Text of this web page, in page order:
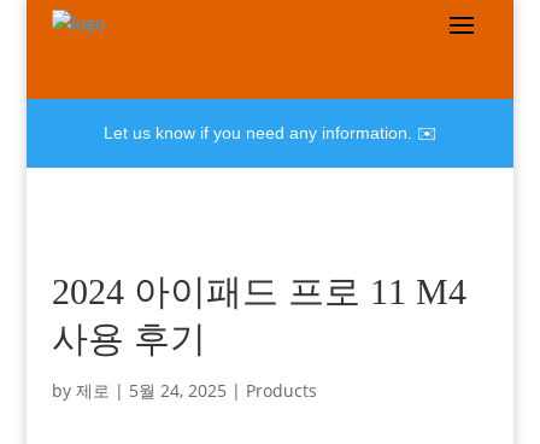
Let us know if you need any information. ✉️
2024 아이패드 프로 11 M4
사용 후기
by 제로 | 5월 24, 2025 | Products